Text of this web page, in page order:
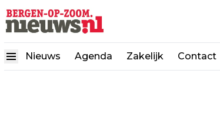
Nieuws Agenda Zakelijk Contact